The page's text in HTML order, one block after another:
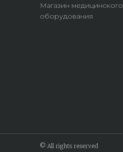
Магазин медицинского
оборудования
© All rights reserved